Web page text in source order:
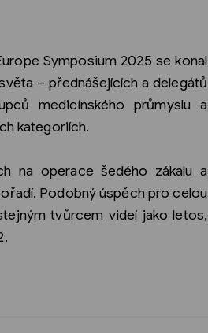
Symposium 2025 se konal
– přednášejících a delegátů
medicínského průmyslu a
kategoriích.
na operace šedého zákalu a
Podobný úspěch pro celou
tvůrcem videí jako letos,